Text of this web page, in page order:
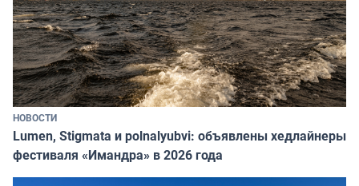
НОВОСТИ
Lumen, Stigmata и polnalyubvi: объявлены хедлайнеры
фестиваля «Имандра» в 2026 года